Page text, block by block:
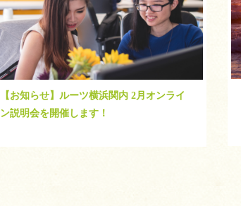
【お知らせ】ルーツ横浜関内 2月オンライ
ン説明会を開催します！